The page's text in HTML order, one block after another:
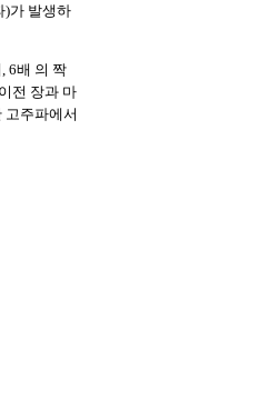
)가 발생하
6배 의 짝
전 장과 마
고주파에서